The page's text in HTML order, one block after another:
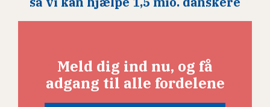
Meld dig ind nu, og få
adgang til alle fordelene